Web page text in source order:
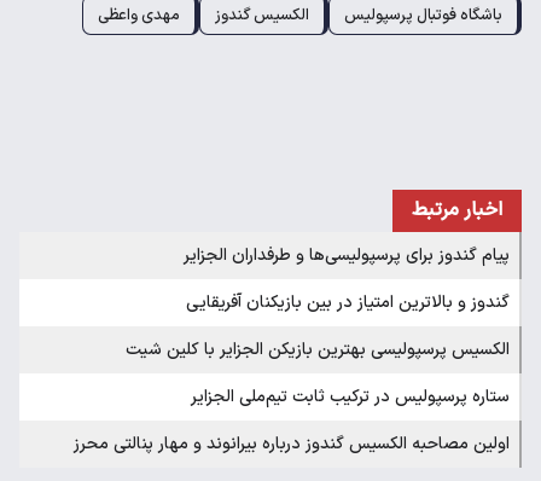
باشگاه فوتبال پرسپولیس الکسیس گندوز مهدی واعظی
اخبار مرتبط
پیام گندوز برای پرسپولیسی‌ها و طرفداران الجزایر
گندوز و بالاترین امتیاز در بین بازیکنان آفریقایی
الکسیس پرسپولیسی بهترین بازیکن الجزایر با کلین شیت
ستاره پرسپولیس در ترکیب ثابت تیم‌ملی الجزایر
اولین مصاحبه الکسیس گندوز درباره بیرانوند و مهار پنالتی محرز